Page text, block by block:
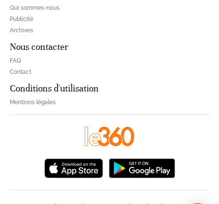
Qui sommes-nous
Publicité
Archives
Nous contacter
FAQ
Contact
Conditions d'utilisation
Mentions légales